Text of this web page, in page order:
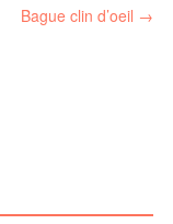
Bague clin d’oeil →